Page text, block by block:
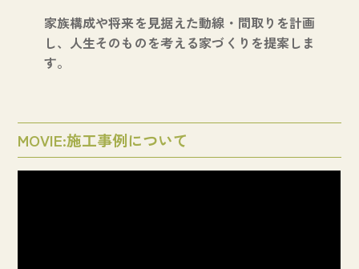
家族構成や将来を見据えた動線・間取りを計画
し、人生そのものを考える家づくりを提案しま
す。
MOVIE:施工事例について